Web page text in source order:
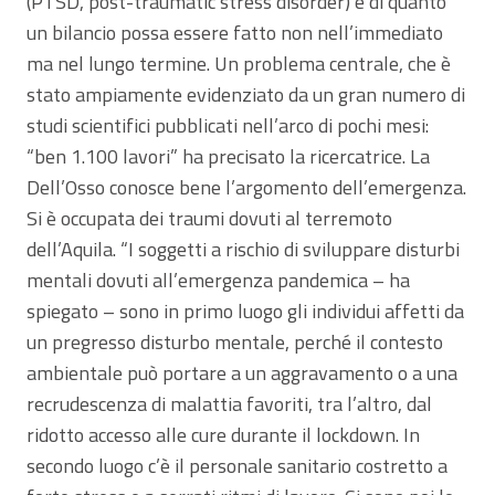
un bilancio possa essere fatto non nell’immediato
ma nel lungo termine. Un problema centrale, che è
stato ampiamente evidenziato da un gran numero di
studi scientifici pubblicati nell’arco di pochi mesi:
“ben 1.100 lavori” ha precisato la ricercatrice. La
Dell’Osso conosce bene l’argomento dell’emergenza.
Si è occupata dei traumi dovuti al terremoto
dell’Aquila. “I soggetti a rischio di sviluppare disturbi
mentali dovuti all’emergenza pandemica – ha
spiegato – sono in primo luogo gli individui affetti da
un pregresso disturbo mentale, perché il contesto
ambientale può portare a un aggravamento o a una
recrudescenza di malattia favoriti, tra l’altro, dal
ridotto accesso alle cure durante il lockdown. In
secondo luogo c’è il personale sanitario costretto a